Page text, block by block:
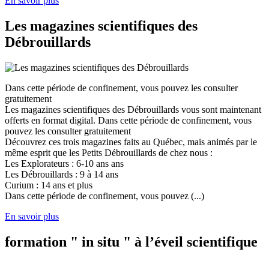
Les magazines scientifiques des
Débrouillards
Dans cette période de confinement, vous pouvez les consulter
gratuitement
Les magazines scientifiques des Débrouillards vous sont maintenant
offerts en format digital. Dans cette période de confinement, vous
pouvez les consulter gratuitement
Découvrez ces trois magazines faits au Québec, mais animés par le
même esprit que les Petits Débrouillards de chez nous :
Les Explorateurs : 6-10 ans ans
Les Débrouillards : 9 à 14 ans
Curium : 14 ans et plus
Dans cette période de confinement, vous pouvez (...)
En savoir plus
formation " in situ " à l’éveil scientifique